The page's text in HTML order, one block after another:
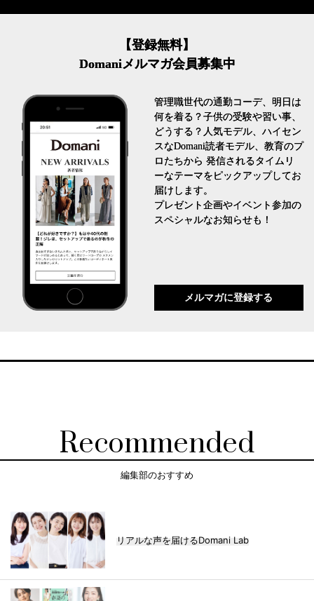
【登録無料】
Domaniメルマガ会員募集中
管理職世代の通勤コーデ、明日は
何を着る？子供の受験や習い事、
どうする？人気モデル、ハイセン
スなDomani読者モデル、教育のプ
ロたちから 発信されるタイムリ
ーなテーマをピックアップしてお
届けします。
プレゼント企画やイベント参加の
スペシャルなお知らせも！
メルマガに登録する
Recommended
編集部のおすすめ
リアルな声を届けるDomani Lab